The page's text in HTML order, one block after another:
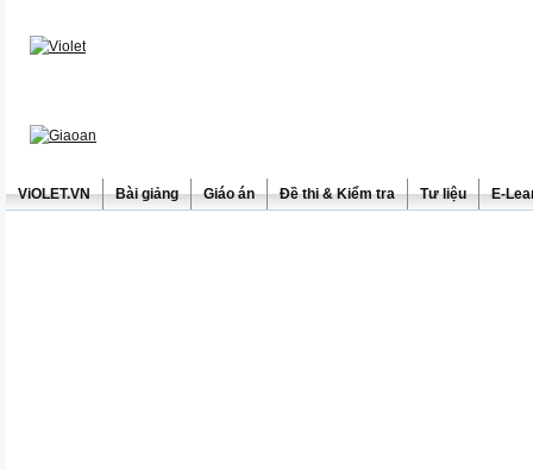
ViOLET.VN Bài giảng Giáo án Đề thi & Kiểm tra Tư liệu E-